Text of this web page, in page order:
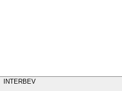
INTERBEV